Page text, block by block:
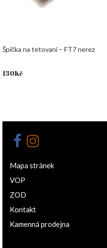
Špička na tetovaní – FT7 nerez
130Kč
Mapa stránek
VOP
ZOD
Kontakt
Kamenná prodejna